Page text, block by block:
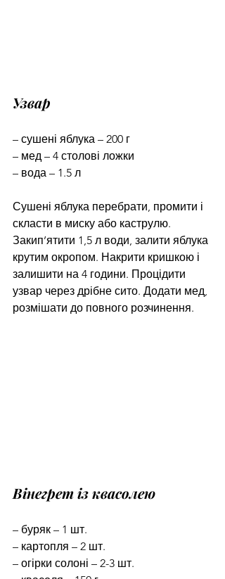
Узвар
– сушені яблука – 200 г
– мед – 4 столові ложки
– вода – 1.5 л
Сушені яблука перебрати, промити і
скласти в миску або каструлю.
Закип’ятити 1,5 л води, залити яблука
крутим окропом. Накрити кришкою і
залишити на 4 години. Процідити
узвар через дрібне сито. Додати мед,
розмішати до повного розчинення.
Вінегрет із квасолею
– буряк – 1 шт.
– картопля – 2 шт.
– огірки солоні – 2-3 шт.